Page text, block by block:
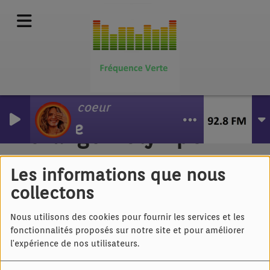
Les informations que nous
collectons
Nous utilisons des cookies pour fournir les services et les
fonctionnalités proposés sur notre site et pour améliorer
l'expérience de nos utilisateurs.
Liens du coeur
Vanille
Lozange - Olympe